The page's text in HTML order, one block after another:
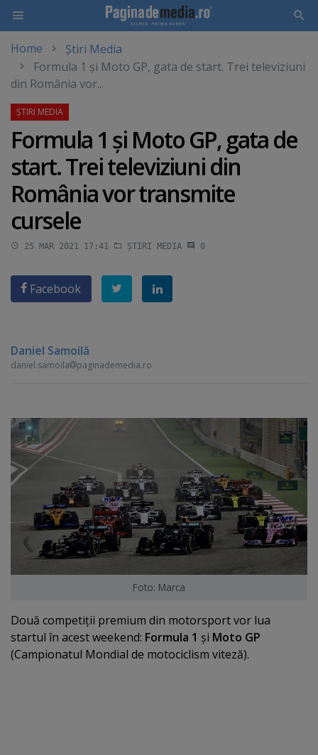
main
content
Home
Știri Media
Formula 1 şi Moto GP, gata de start. Trei televiziuni
din România vor...
Formula 1 şi Moto GP, gata de
start. Trei televiziuni din
România vor transmite
cursele
25 MAR 2021 17:41 ȘTIRI MEDIA 0
Facebook
Daniel Samoilă
daniel.samoila paginademedia.ro
Foto: Marca
Două competiţii premium din motorsport vor lua
startul în acest weekend: Formula 1 şi Moto GP
(Campionatul Mondial de motociclism viteză).